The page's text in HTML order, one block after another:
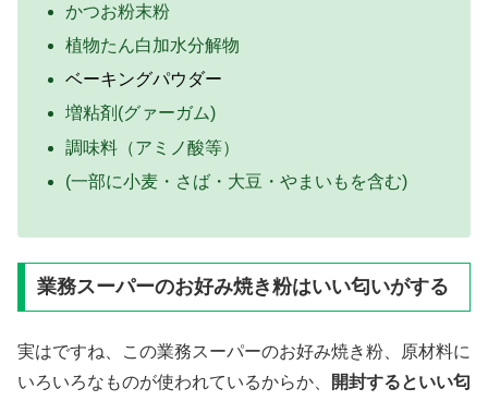
かつお粉末粉
植物たん白加水分解物
ベーキングパウダー
増粘剤(グァーガム)
調味料（アミノ酸等）
(一部に小麦・さば・大豆・やまいもを含む)
業務スーパーのお好み焼き粉はいい匂いがする
実はですね、この業務スーパーのお好み焼き粉、原材料に
いろいろなものが使われているからか、
開封するといい匂